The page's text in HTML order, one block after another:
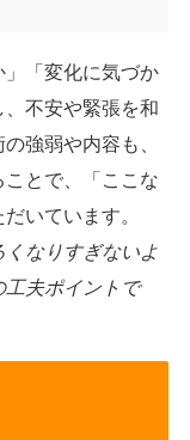
「変化に気づか
不安や緊張を和
強弱や内容も、
とで、「ここな
いています。
なりすぎないよ
工夫ポイントで